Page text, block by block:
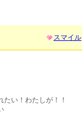
スマイル
たい！わたしが！！